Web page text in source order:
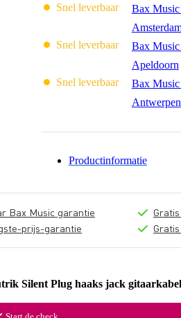
Snel leverbaar
Bax
Snel leverbaar
Bax
Apeldoorn
Snel leverbaar
Bax
Antwerpen
Productinformatie
Bax Music garantie
prijs-garantie
Silent Plug haaks jack